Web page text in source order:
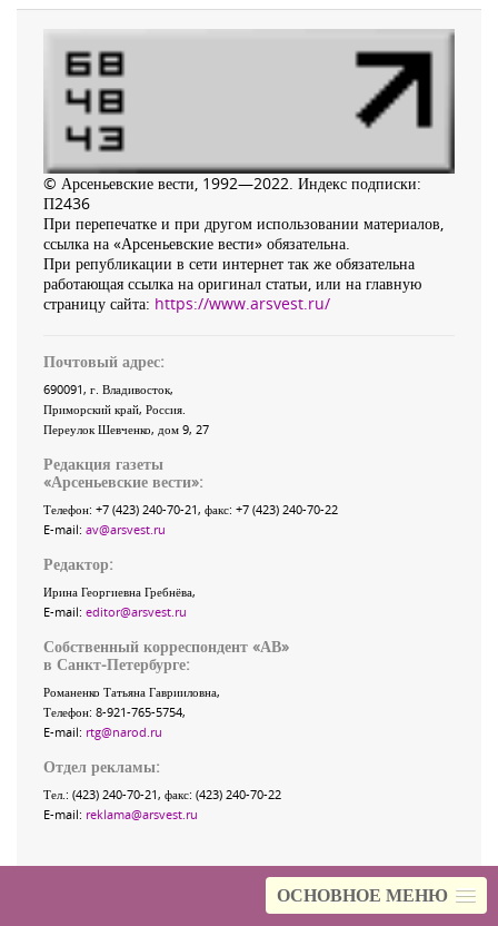
ОСНОВНОЕ МЕНЮ
© Арсеньевские вести, 1992—2022. Индекс подписки:
П2436
При перепечатке и при другом использовании материалов,
ссылка на «Арсеньевские вести» обязательна.
При републикации в сети интернет так же обязательна
работающая ссылка на оригинал статьи, или на главную
страницу сайта: https://www.arsvest.ru/
Почтовый адрес:
690091, г. Владивосток,
Приморский край, Россия
Переулок Шевченко, дом 9, 27
Редакция газеты
«Арсеньевские вести»:
Телефон: +7 (423) 240-70-21, факс: +7 (423) 240-70-22
E-mail: av@arsvest.ru
Редактор:
Ирина Георгиевна Гребнёва,
E-mail: editor@arsvest.ru
Собственный корреспондент «АВ»
в Санкт-Петербурге:
Романенко Татьяна Гаврииловна,
Телефон: 8-921-765-5754,
E-mail: rtg@narod.ru
Отдел рекламы:
Тел.: (423) 240-70-21, факс: (423) 240-70-22
E-mail: reklama@arsvest.ru